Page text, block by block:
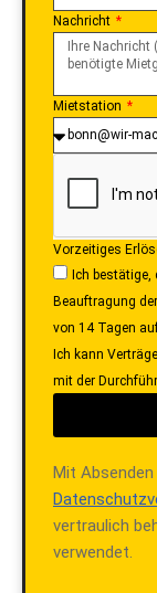
Nachricht
Mietstation
Vorzeitiges
Ich
Beauftragung
von 14 Tagen
Ich kann
mit der
Mit
vertraulich
verwendet.